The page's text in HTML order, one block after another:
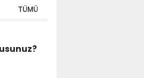
TÜMÜ